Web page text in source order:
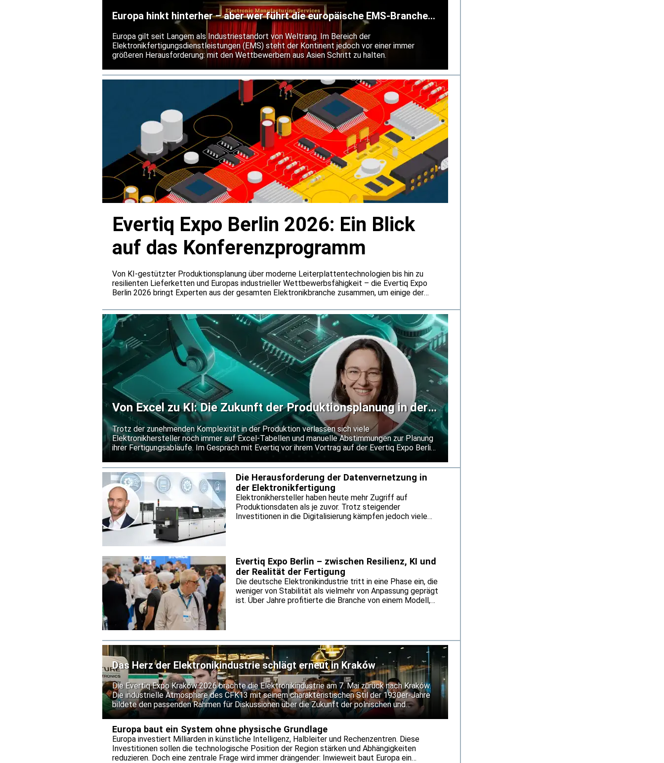
Europa hinkt hinterher – aber wer führt die europäische EMS-Branche
Europa gilt seit Langem als Industriestandort von Weltrang. Im Bereich der
Elektronikfertigungsdienstleistungen (EMS) steht der Kontinent jedoch vor einer immer
größeren Herausforderung: mit den Wettbewerbern aus Asien Schritt zu halten.
Evertiq Expo Berlin 2026: Ein Blick
auf das Konferenzprogramm
Von KI-gestützter Produktionsplanung über moderne Leiterplattentechnologien bis hin zu
resilienten Lieferketten und Europas industrieller Wettbewerbsfähigkeit – die Evertiq Expo
Berlin 2026 bringt Experten aus der gesamten Elektronikbranche zusammen, um einige der
Juni werfen wir einen genaueren Blick auf das diesjährige Konferenzprogramm.
Von Excel zu KI: Die Zukunft der Produktionsplanung in der
Elektronikfertigung
Trotz der zunehmenden Komplexität in der Produktion verlassen sich viele
Elektronikhersteller noch immer auf Excel-Tabellen und manuelle Abstimmungen zur Planung
ihrer Fertigungsabläufe. Im Gespräch mit Evertiq vor ihrem Vortrag auf der Evertiq Expo Berlin
Produktionsplanung weiterhin eine Herausforderung darstellt – und wie KI-gestützte Planung
Fabriken flexibler, reaktionsfähiger und wettbewerbsfähiger machen kann.
Die Herausforderung der Datenvernetzung in
der Elektronikfertigung
Elektronikhersteller haben heute mehr Zugriff auf
Produktionsdaten als je zuvor. Trotz steigender
Investitionen in die Digitalisierung kämpfen jedoch viele
Evertiq Expo Berlin – zwischen Resilienz, KI und
der Realität der Fertigung
Die deutsche Elektronikindustrie tritt in eine Phase ein, die
weniger von Stabilität als vielmehr von Anpassung geprägt
ist. Über Jahre profitierte die Branche von einem Modell,
Das Herz der Elektronikindustrie schlägt erneut in Kraków
Die Evertiq Expo Kraków 2026 brachte die Elektronikindustrie am 7. Mai zurück nach Kraków.
Die industrielle Atmosphäre des CFK13 mit seinem charakteristischen Stil der 1930er-Jahre
bildete den passenden Rahmen für Diskussionen über die Zukunft der polnischen und
europäischen Elektronikindustrie.
Europa baut ein System ohne physische Grundlage
Europa investiert Milliarden in künstliche Intelligenz, Halbleiter und Rechenzentren. Diese
Investitionen sollen die technologische Position der Region stärken und Abhängigkeiten
reduzieren. Doch eine zentrale Frage wird immer drängender: Inwieweit baut Europa ein